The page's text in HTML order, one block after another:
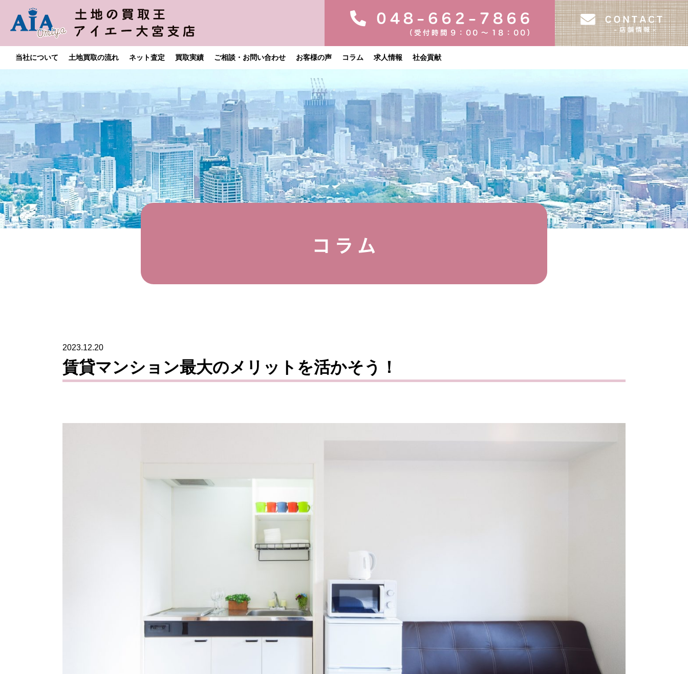
当社について 土地買取の流れ ネット査定 買取実績 ご相談・お問い合わせ お客様の声 コラム 求人情報 社会貢献
2023.12.20
賃貸マンション最大のメリットを活かそう！